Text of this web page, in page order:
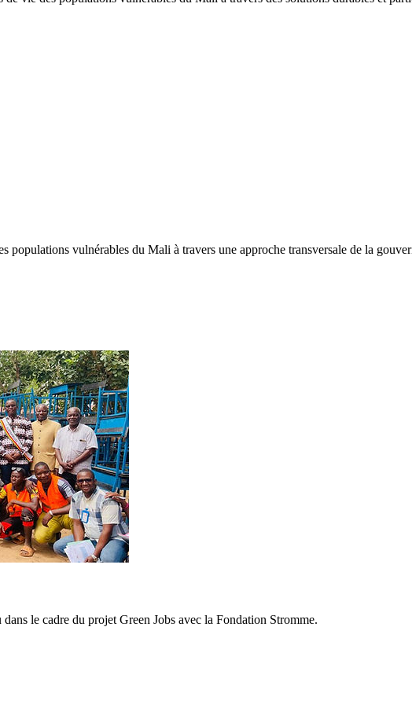
populations vulnérables du Mali à travers une approche transversale de la
le cadre du projet Green Jobs avec la Fondation Stromme.